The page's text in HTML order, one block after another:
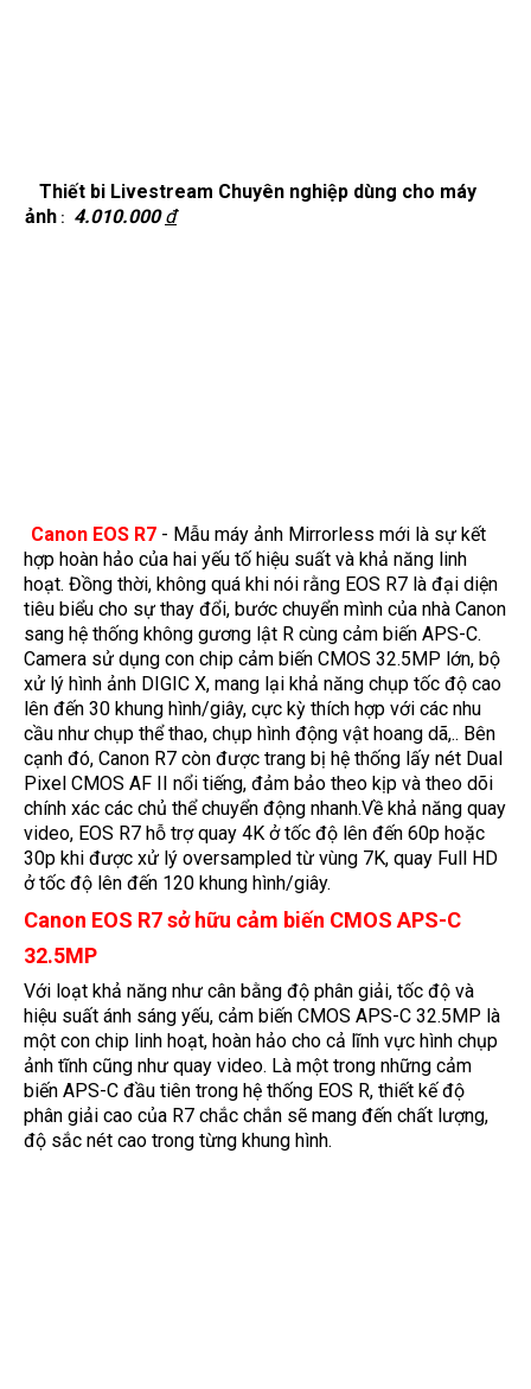
Thiết bi Livestream Chuyên nghiệp dùng cho máy
ảnh : 4.010.000 đ
Canon EOS R7 - Mẫu máy ảnh Mirrorless mới là sự kết
hợp hoàn hảo của hai yếu tố hiệu suất và khả năng linh
hoạt. Đồng thời, không quá khi nói rằng EOS R7 là đại diện
tiêu biểu cho sự thay đổi, bước chuyển mình của nhà Canon
sang hệ thống không gương lật R cùng cảm biến APS-C.
Camera sử dụng con chip cảm biến CMOS 32.5MP lớn, bộ
xử lý hình ảnh DIGIC X, mang lại khả năng chụp tốc độ cao
lên đến 30 khung hình/giây, cực kỳ thích hợp với các nhu
cầu như chụp thể thao, chụp hình động vật hoang dã,.. Bên
cạnh đó, Canon R7 còn được trang bị hệ thống lấy nét Dual
Pixel CMOS AF II nổi tiếng, đảm bảo theo kịp và theo dõi
chính xác các chủ thể chuyển động nhanh.Về khả năng quay
video, EOS R7 hỗ trợ quay 4K ở tốc độ lên đến 60p hoặc
30p khi được xử lý oversampled từ vùng 7K, quay Full HD
ở tốc độ lên đến 120 khung hình/giây.
Canon EOS R7 sở hữu cảm biến CMOS APS-C
32.5MP
Với loạt khả năng như cân bằng độ phân giải, tốc độ và
hiệu suất ánh sáng yếu, cảm biến CMOS APS-C 32.5MP là
một con chip linh hoạt, hoàn hảo cho cả lĩnh vực hình chụp
ảnh tĩnh cũng như quay video. Là một trong những cảm
biến APS-C đầu tiên trong hệ thống EOS R, thiết kế độ
phân giải cao của R7 chắc chắn sẽ mang đến chất lượng,
độ sắc nét cao trong từng khung hình.